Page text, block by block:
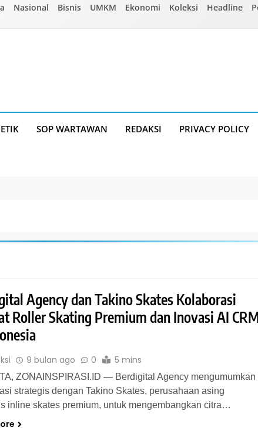
Nasional Bisnis UMKM Ekonomi Koleksi Headline
SOP WARTAWAN REDAKSI PRIVACY POLICY
Agency dan Takino Skates Kolaborasi
Roller Skating Premium dan Inovasi AI
9 bulan ago 0 5 mins
ZONAINSPIRASI.ID — Berdigital Agency mengumumkan
strategis dengan Takino Skates, perusahaan asing
inline skates premium, untuk mengembangkan citra…